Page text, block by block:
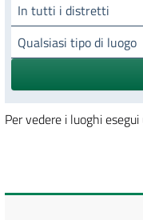
In tutti i distretti
Qualsiasi tipo di luogo
Per vedere i luoghi